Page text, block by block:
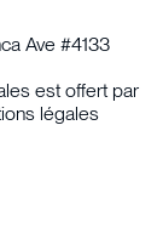
Ave #4133
est offert par
légales